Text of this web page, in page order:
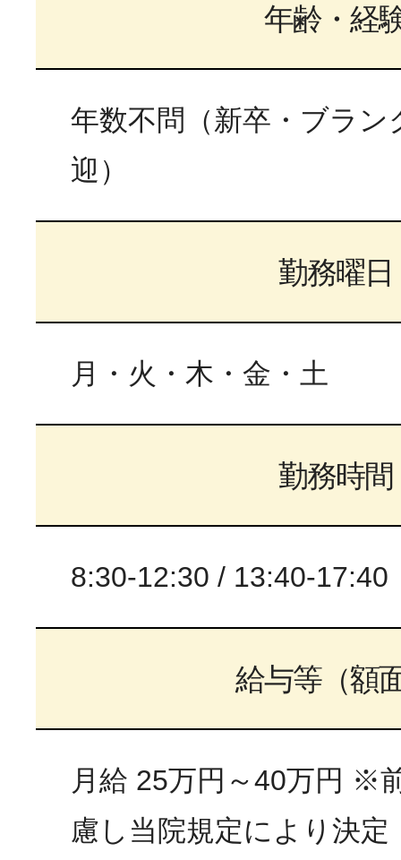
年齢・経
年数不問（新卒・ブラン
迎）
勤務曜日
月・火・木・金・土
勤務時間
8:30-12:30 / 13:40-17:40
給与等（額
月給 25万円～40万円 ※
慮し当院規定により決定